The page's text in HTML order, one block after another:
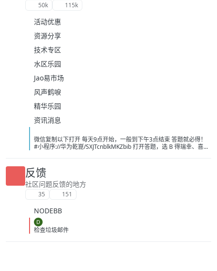
50k 115k
活动优惠
资源分享
技术专区
水区乐园
Jao易市场
风声鹤唳
精华乐园
资讯消息
微信复制以下打开 每天9点开始，一般到下午3点结束 答题就必得！
#小程序://华为乾崑/SXJTcnblkMKZbib 打开答题，选 B 得瑞幸、喜茶
1786139243743_%E5%BE%AE%E4%BF%A1%E5%9B%BE%E7%89
%87_20260807104021_214_208.jpg] [image:
1786139251697_%E5%BE%AE%E4%BF%A1%E5%9B%BE%E7%89
%87_20260807101326_13_1581.png] [image:
1786139249056_%E5%BE%AE%E4%BF%A1%E5%9B%BE%E7%89
反馈
社区问题反馈的地方
35 151
NODEBB
D
检查垃圾邮件